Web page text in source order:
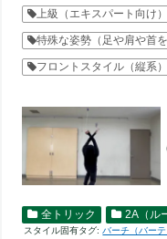
上級（エキスパート向け）
特殊な姿勢（足や肩や首
フロントスタイル（縦系）
全トリック 2A（ル
スタイル固有タグ:バーチ（バーテ